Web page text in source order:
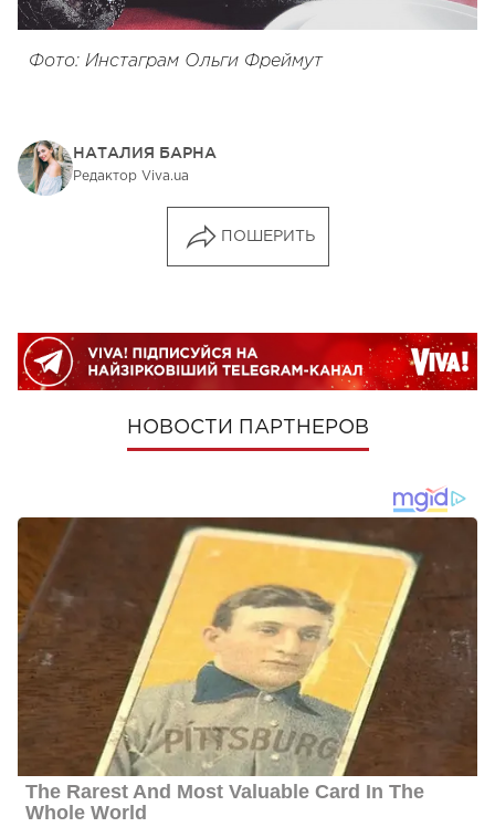
Фото: Инстаграм Ольги Фреймут
НАТАЛИЯ БАРНА
Редактор Viva.ua
ПОШЕРИТЬ
НОВОСТИ ПАРТНЕРОВ